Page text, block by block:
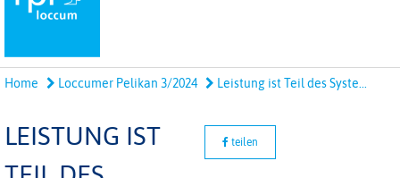
Home Loccumer Pelikan 3/2024 Leistung ist Teil des Syste...
LEISTUNG IST
teilen